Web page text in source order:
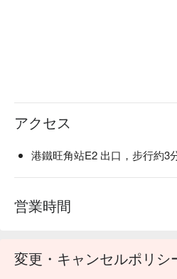
アクセス
港鐵旺角站E2 出口，步行約3
営業時間
変更・キャンセルポリシ